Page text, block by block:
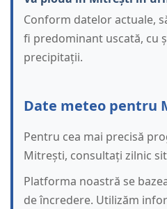
Conform datelor actuale,
fi predominant uscată, cu
precipitații.
Date meteo pentru
Pentru cea mai precisă
Mitrești, consultați zilnic
Platforma noastră se
de încredere. Utilizăm